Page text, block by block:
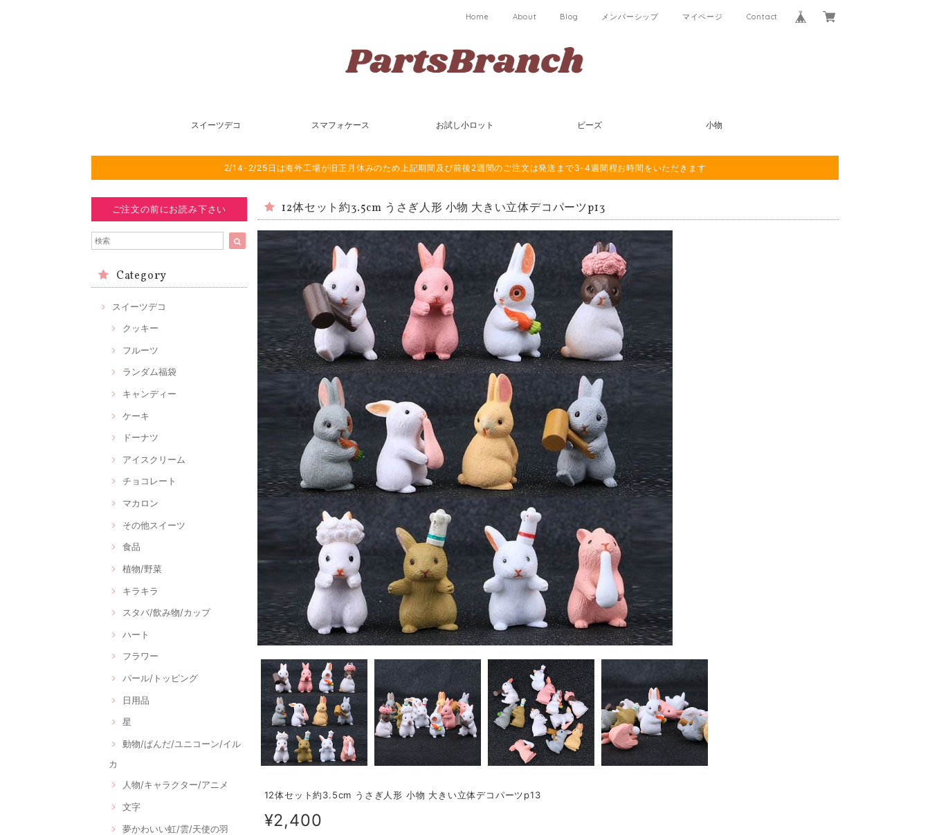
Home About Blog メンバーシップ マイページ Contact
スイーツデコ スマフォケース お試し小ロット ビーズ 小物
2/14-2/25日は海外工場が旧正月休みのため上記期間及び前後2週間のご注文は発送まで3-4週間程お時間をいただきます
ご注文の前にお読み下さい
Category
スイーツデコ
クッキー
フルーツ
ランダム福袋
キャンディー
ケーキ
ドーナツ
アイスクリーム
チョコレート
マカロン
その他スイーツ
食品
植物/野菜
キラキラ
スタバ/飲み物/カップ
ハート
フラワー
パール/トッピング
日用品
星
動物/ぱんだ/ユニコーン/イル
カ
人物/キャラクター/アニメ
文字
夢かわいい虹/雲/天使の羽
12体セット約3.5cm うさぎ人形 小物 大きい立体デコパーツp13
12体セット約3.5cm うさぎ人形 小物 大きい立体デコパーツp13
¥2,400